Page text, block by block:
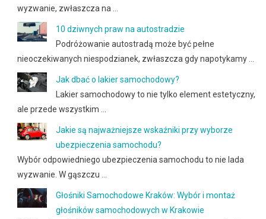
wyzwanie, zwłaszcza na …
10 dziwnych praw na autostradzie
Podróżowanie autostradą może być pełne
nieoczekiwanych niespodzianek, zwłaszcza gdy napotykamy …
Jak dbać o lakier samochodowy?
Lakier samochodowy to nie tylko element estetyczny,
ale przede wszystkim …
Jakie są najważniejsze wskaźniki przy wyborze
ubezpieczenia samochodu?
Wybór odpowiedniego ubezpieczenia samochodu to nie lada
wyzwanie. W gąszczu …
Głośniki Samochodowe Kraków: Wybór i montaż
głośników samochodowych w Krakowie